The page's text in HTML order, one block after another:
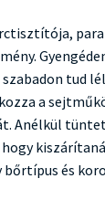
tud
a
Anélkül
és